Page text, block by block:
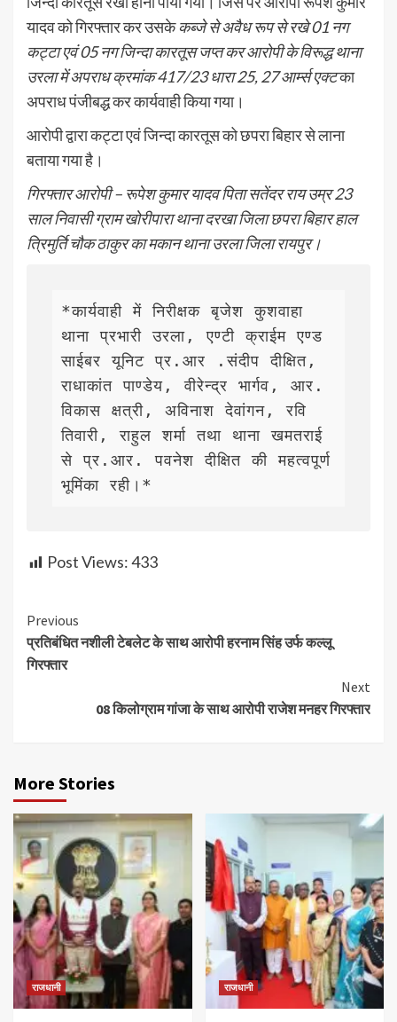
यादव को गिरफ्तार कर उसकेकब्जे से अवैध रूप से रखे 01 नग
कट्टा एवं 05 नग जिन्दा कारतूस जप्त कर आरोपी के विरूद्ध थाना
उरला में अपराध क्रमांक 417/23 धारा 25, 27 आर्म्स एक्टका
अपराध पंजीबद्ध कर कार्यवाही किया गया।
आरोपी द्वारा कट्टा एवं जिन्दा कारतूस को छपरा बिहार से लाना
बताया गया है।
गिरफ्तार आरोपी – रूपेश कुमार यादव पिता सतेंदर राय उम्र 23
साल निवासी ग्राम खोरीपारा थाना दरखा जिला छपरा बिहार हाल
त्रिमुर्ति चौक ठाकुर का मकान थाना उरला जिला रायपुर।
*कार्यवाही में निरीक्षक बृजेश कुशवाहा
थाना प्रभारी उरला, एण्टी क्राईम एण्ड
साईबर यूनिट प्र.आर .संदीप दीक्षित,
राधाकांत पाण्डेय, वीरेन्द्र भार्गव, आर.
विकास क्षत्री, अविनाश देवांगन, रवि
तिवारी, राहुल शर्मा तथा थाना खमतराई
से प्र.आर. पवनेश दीक्षित की महत्वपूर्ण
भूमिंका रही।*
Post Views:433
Continue
Reading
Previous
प्रतिबंधित नशीली टेबलेट के साथ आरोपी हरनाम सिंह उर्फ कल्लू
गिरफ्तार
Next
08 किलोग्राम गांजा के साथ आरोपी राजेश मनहर गिरफ्तार
More Stories
राजधानी राजधानी